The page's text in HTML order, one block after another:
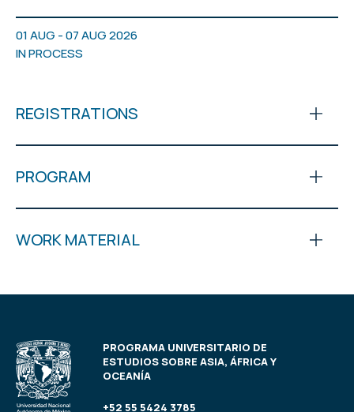
01 AUG - 07 AUG 2026
IN PROCESS
REGISTRATIONS
PROGRAM
WORK MATERIAL
PROGRAMA UNIVERSITARIO DE
ESTUDIOS SOBRE ASIA, ÁFRICA Y
OCEANÍA
+52 55 5424 3785